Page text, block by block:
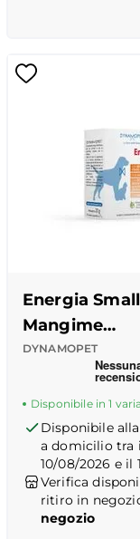
Energia Small
Mangime
DYNAMOPET
Recensioni
Disponibile in 1
Disponibile
a domicilio tra
10/08/2026 e il
Verifica
ritiro in
negozio